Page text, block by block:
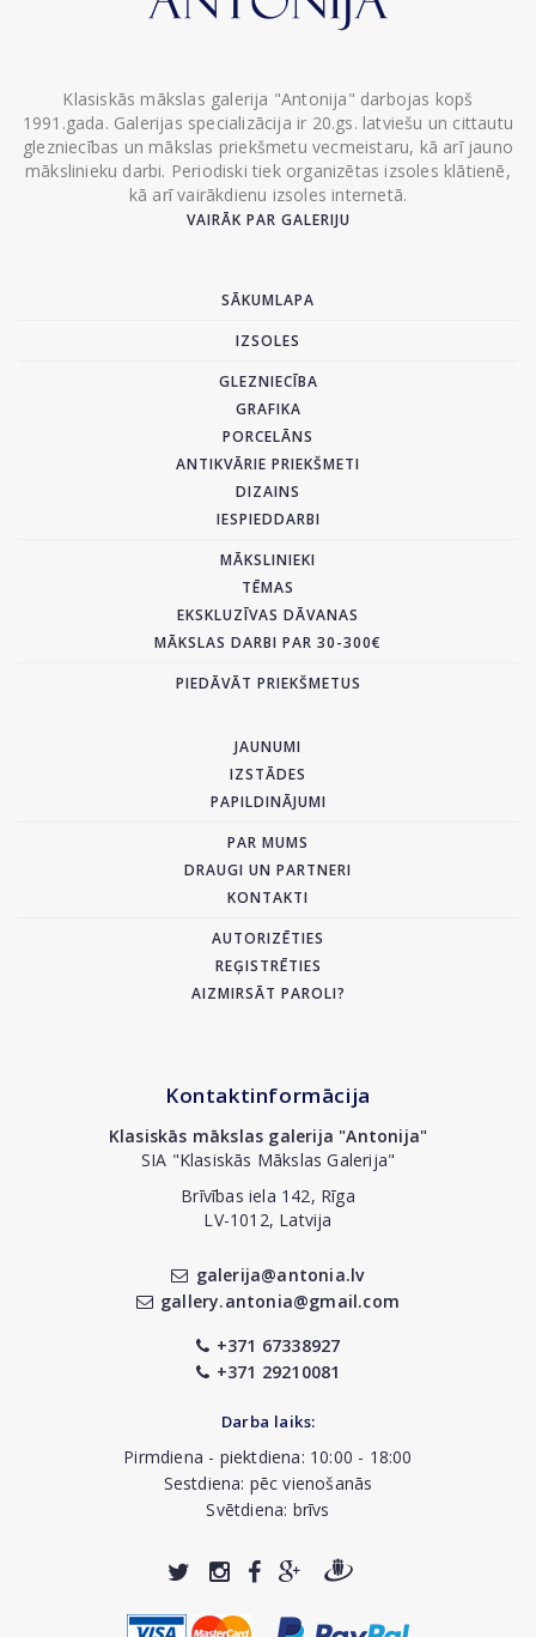
Klasiskās mākslas galerija "Antonija" darbojas kopš
1991.gada. Galerijas specializācija ir 20.gs. latviešu un cittautu
glezniecības un mākslas priekšmetu vecmeistaru, kā arī jauno
mākslinieku darbi. Periodiski tiek organizētas izsoles klātienē,
kā arī vairākdienu izsoles internetā.
VAIRĀK PAR GALERIJU
SĀKUMLAPA
IZSOLES
GLEZNIECĪBA
GRAFIKA
PORCELĀNS
ANTIKVĀRIE PRIEKŠMETI
DIZAINS
IESPIEDDARBI
MĀKSLINIEKI
TĒMAS
EKSKLUZĪVAS DĀVANAS
MĀKSLAS DARBI PAR 30-300€
PIEDĀVĀT PRIEKŠMETUS
JAUNUMI
IZSTĀDES
PAPILDINĀJUMI
PAR MUMS
DRAUGI UN PARTNERI
KONTAKTI
AUTORIZĒTIES
REĢISTRĒTIES
AIZMIRSĀT PAROLI?
Kontaktinformācija
Klasiskās mākslas galerija "Antonija"
SIA "Klasiskās Mākslas Galerija"
Brīvības iela 142, Rīga
LV-1012, Latvija
galerija@antonia.lv
gallery.antonia@gmail.com
+371 67338927
+371 29210081
Darba laiks:
Pirmdiena - piektdiena: 10:00 - 18:00
Sestdiena: pēc vienošanās
Svētdiena: brīvs